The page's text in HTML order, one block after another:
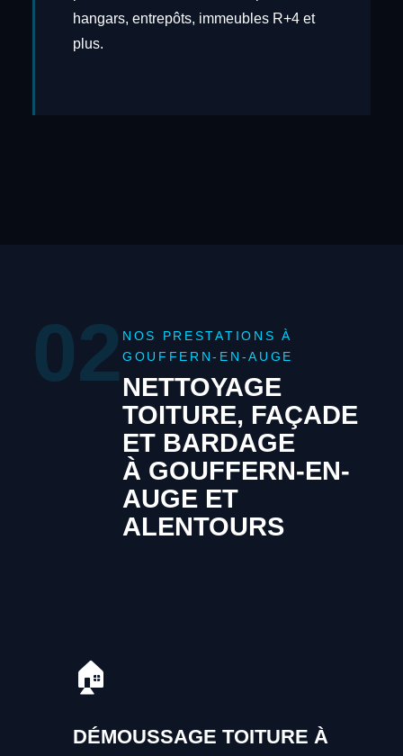
hangars, entrepôts, immeubles R+4 et
plus.
02 NOS PRESTATIONS À
GOUFFERN-EN-AUGE
NETTOYAGE
TOITURE, FAÇADE
ET BARDAGE
À GOUFFERN-EN-
AUGE ET
ALENTOURS
🏠
DÉMOUSSAGE TOITURE À